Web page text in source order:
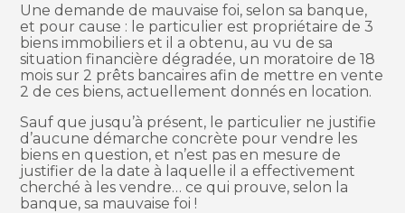
Une demande de mauvaise foi, selon sa banque,
et pour cause : le particulier est propriétaire de 3
biens immobiliers et il a obtenu, au vu de sa
situation financière dégradée, un moratoire de 18
mois sur 2 prêts bancaires afin de mettre en vente
2 de ces biens, actuellement donnés en location.
Sauf que jusqu’à présent, le particulier ne justifie
d’aucune démarche concrète pour vendre les
biens en question, et n’est pas en mesure de
justifier de la date à laquelle il a effectivement
cherché à les vendre… ce qui prouve, selon la
banque, sa mauvaise foi !